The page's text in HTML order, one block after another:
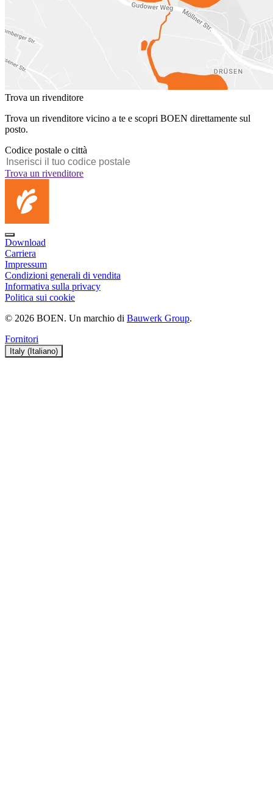
Trova un rivenditore
Trova un rivenditore vicino a te e scopri BOEN direttamente sul
posto.
Codice postale o città
Trova un rivenditore
Download
Carriera
Impressum
Condizioni generali di vendita
Informativa sulla privacy
Politica sui cookie
© 2026 BOEN. Un marchio di Bauwerk Group.
Fornitori
Italy (Italiano)